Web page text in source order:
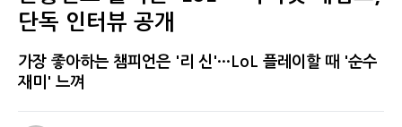
단독 인터뷰 공개
가장 좋아하는 챔피언은 '리 신'···LoL 플레이할 때 '순수
재미' 느껴